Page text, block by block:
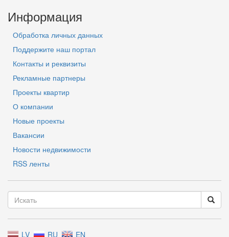
Информация
Обработка личных данных
Поддержите наш портал
Контакты и реквизиты
Рекламные партнеры
Проекты квартир
О компании
Новые проекты
Вакансии
Новости недвижимости
RSS ленты
LV RU EN